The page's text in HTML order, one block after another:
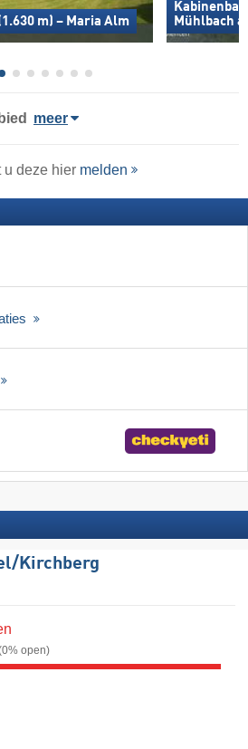
m) – Maria Alm
Mühlbach
meer
u deze hier melden
​Kirchberg
open)